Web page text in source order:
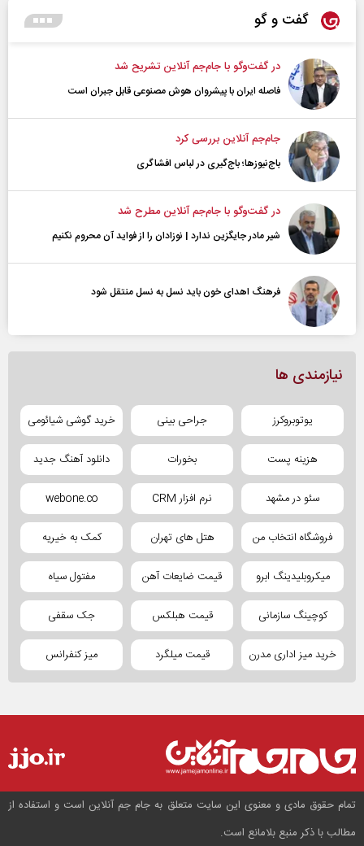
گفت و گو
در گفت‌و‌گو با جام‌جم آنلاین تشریح شد
فاصله ایران با پیشرو‌ان هوش مصنوعی قابل جبران است
جام‌جم آنلاین بررسی کرد
باج‌نیوزها؛ باج‌گیری در لباس افشاگری
در گفت‌و‌گو با جام‌جم آنلاین مطرح شد
شیر مادر جایگزین ندارد | نوزادان را از فواید آن محروم نکنیم
فرهنگ اهدای خون باید نسل به نسل منتقل شود
نیازمندی ها
یوتوبروکرز جراحی بینی خرید گوشی شیائومی
هزینه پست بخورات دانلود آهنگ جدید
سئو در مشهد نرم افزار CRM webone.co
فروشگاه انتخاب من هتل های تهران کمک به خیریه
میکروبلیدینگ ابرو قیمت ضایعات آهن مفتول سیاه
کوچینگ سازمانی قیمت هبلکس جک سقفی
خرید میز اداری مدرن قیمت میلگرد میز کنفرانس
تمام حقوق مادی و معنوی این سایت متعلق به جام جم آنلاین است و استفاده از
مطالب با ذکر منبع بلامانع است.